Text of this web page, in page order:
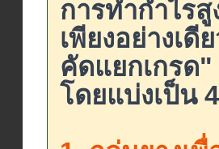
การทำกำไร
เพียงอย่างเ
คัดแยกเกรด
โดยแบ่งเป็น